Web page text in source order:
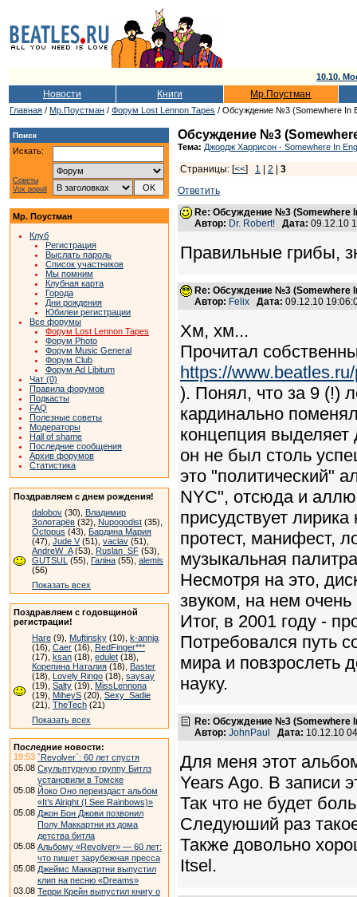
10.10.
Новости Книги Мр.Поустман
Главная / Мр.Поустман / Форум Lost Lennon Tapes / Обсуждение №3 (Somewhere In
Поиск
Искать:
Советы
Vox populi
Мр. Поустман
Клуб
Регистрация
Выслать пароль
Список участников
Мы помним
Клубная карта
Города
Дни рождения
Юбилеи регистрации
Все форумы
Форум Lost Lennon Tapes
Форум Photo
Форум Music General
Форум Club
Форум Ad Libitum
Чат (0)
Правила форумов
Подкасты
FAQ
Полезные советы
Модераторы
Hall of shame
Последние сообщения
Архив форумов
Статистика
Поздравляем с днем рождения!
dalobov (30), Владимир
Золотарёв (32), Nupogodist (35),
Octopus (43), Бардина Мария
(47), Jude V(51), vaclav (51),
AndreW_A(53), Ruslan_SF (53),
GUTSUL (55), Галіна (55), alemis
(56)
Показать всех
Поздравляем с годовщиной
регистрации!
Hare (9), Muftinsky (10), k-annja
(16), Caer (16), RedFinger***
(17), ksan (18), edulet (18),
Корепина Наталия (18), Baster
(18), Lovely Ringo (18), saysay
(19), Salty (19), MissLennona
(19), MiheyS (20), Sexy_Sadie
(21), TheTech (21)
Показать всех
Последние новости:
19:53 `Revolver`: 60 лет спустя
05.08 Скульптурную группу Битлз
установили в Томске
05.08 Йоко Оно переиздаст альбом
«It’s Alright (I See Rainbows)»
05.08 Джон Бон Джови позвонил
Полу Маккартни из дома
детства битла
05.08 Альбому «Revolver» — 60 лет:
что пишет зарубежная пресса
05.08 Джеймс Маккартни выпустил
клип на песню «Dreams»
03.08 Терри Крейн выпустил книгу о
Обсуждение №3
Тема: Джордж Харрисон - Somewhere In
Страницы: [<<] 1 2
3
Ответить
Re: Обсуждение №3 (Somewhere
Автор: Dr. Robert! Дата: 09.12.10
Правильные грибы,
Re: Обсуждение №3 (Somewhere
Автор: Felix Дата: 09.12.10
Хм, хм...
Прочитал
https://
). Понял, что за 9 (!)
кардинально
концепция выделяет
он не был столь
это "политический"
NYC", отсюда и
присудствует
протест, манифест,
музыкальная
Несмотря на это,
звуком, на нем
Итог, в 2001 году -
Потребовался путь
мира и повзрослеть
науку.
Re: Обсуждение №3 (Somewhere
Автор: JohnPaul Дата: 10.12.10
Для меня этот
Years Ago. В записи
Так что не будет
Следуюший раз
Также довольно
Itsel.